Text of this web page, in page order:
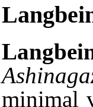
minimal